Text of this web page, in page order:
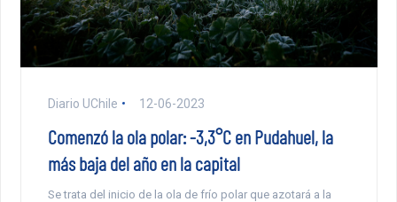
Diario UChile 12-06-2023
Comenzó la ola polar: -3,3°C en Pudahuel, la
más baja del año en la capital
Se trata del inicio de la ola de frío polar que azotará a la